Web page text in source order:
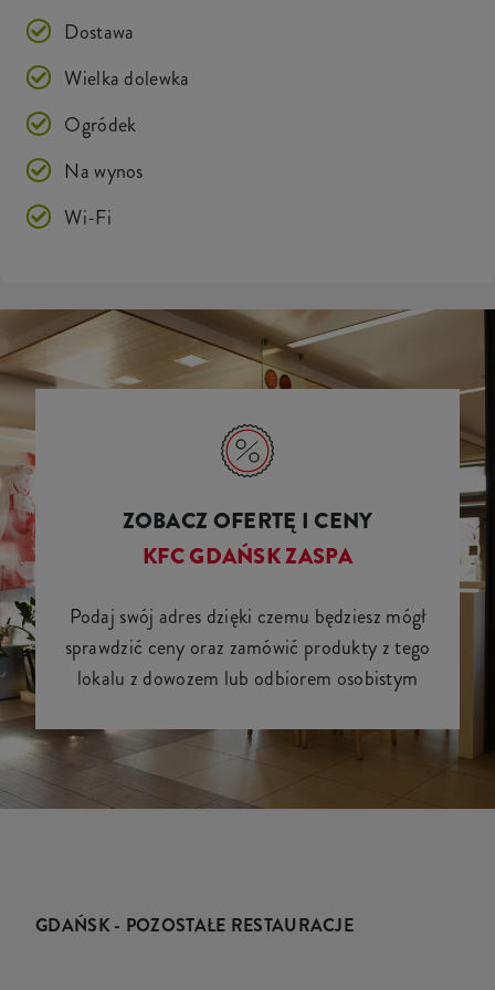
Dostawa
Wielka dolewka
Ogródek
Na wynos
Wi-Fi
ZOBACZ OFERTĘ I CENY
KFC GDAŃSK ZASPA
Podaj swój adres dzięki czemu będziesz mógł
sprawdzić ceny oraz zamówić produkty z tego
lokalu z dowozem lub odbiorem osobistym
GDAŃSK - POZOSTAŁE RESTAURACJE